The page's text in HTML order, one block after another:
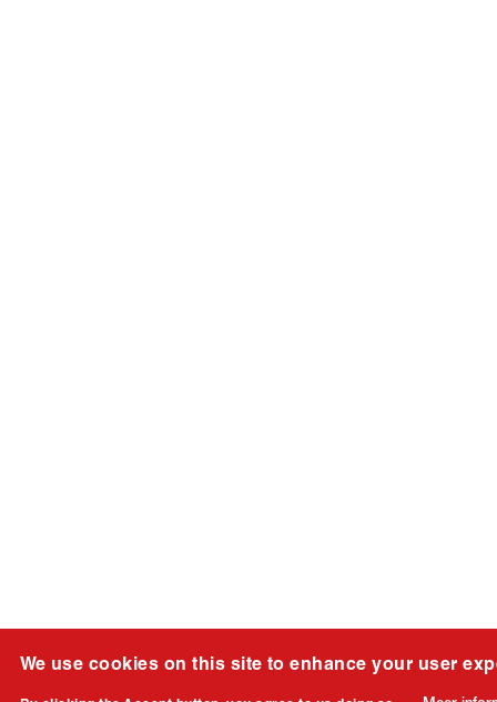
We use cookies on this site to enhance your user